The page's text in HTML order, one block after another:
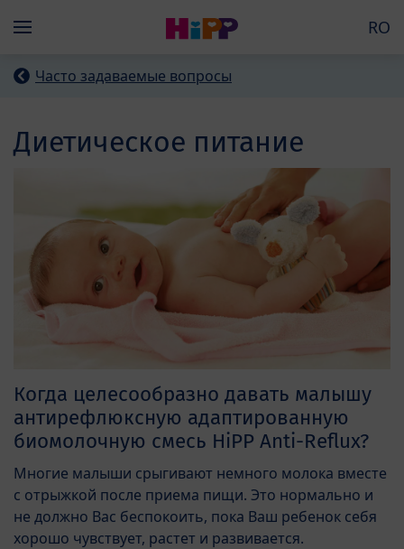
Menü RO
Часто задаваемые вопросы
Диетическое питание
Когда целесообразно давать малышу
антирефлюксную адаптированную
биомолочную смесь HiPP Anti-Reflux?
Многие малыши срыгивают немного молока вместе
с отрыжкой после приема пищи. Это нормально и
не должно Вас беспокоить, пока Ваш ребенок себя
хорошо чувствует, растет и развивается.